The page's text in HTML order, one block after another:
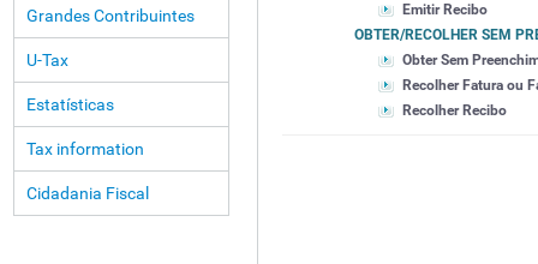
Grandes Contribuintes
U-Tax
Estatísticas
Tax information
Cidadania Fiscal
Emitir Recibo
OBTER/RECOLHER SEM
Obter Sem
Recolher Fatura ou
Recolher Recibo